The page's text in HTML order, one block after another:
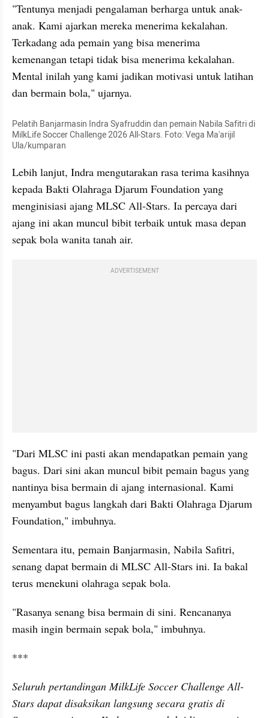
"Tentunya menjadi pengalaman berharga untuk anak-
anak. Kami ajarkan mereka menerima kekalahan.
Terkadang ada pemain yang bisa menerima
kemenangan tetapi tidak bisa menerima kekalahan.
Mental inilah yang kami jadikan motivasi untuk latihan
dan bermain bola," ujarnya.
Pelatih Banjarmasin Indra Syafruddin dan pemain Nabila Safitri di
MilkLife Soccer Challenge 2026 All-Stars. Foto: Vega Ma'arijil
Ula/kumparan
Lebih lanjut, Indra mengutarakan rasa terima kasihnya
kepada Bakti Olahraga Djarum Foundation yang
menginisiasi ajang MLSC All-Stars. Ia percaya dari
ajang ini akan muncul bibit terbaik untuk masa depan
sepak bola wanita tanah air.
ADVERTISEMENT
"Dari MLSC ini pasti akan mendapatkan pemain yang
bagus. Dari sini akan muncul bibit pemain bagus yang
nantinya bisa bermain di ajang internasional. Kami
menyambut bagus langkah dari Bakti Olahraga Djarum
Foundation," imbuhnya.
Sementara itu, pemain Banjarmasin, Nabila Safitri,
senang dapat bermain di MLSC All-Stars ini. Ia bakal
terus menekuni olahraga sepak bola.
"Rasanya senang bisa bermain di sini. Rencananya
masih ingin bermain sepak bola," imbuhnya.
***
Seluruh pertandingan MilkLife Soccer Challenge All-
Stars dapat disaksikan langsung secara gratis di